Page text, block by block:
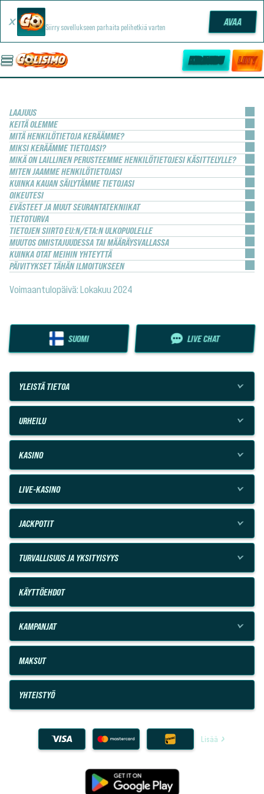
Siirry sovellukseen parhaita pelihetkiä varten AVAA
KIRJAUDU LIITY
LAAJUUS
KEITÄ OLEMME
MITÄ HENKILÖTIETOJA KERÄÄMME?
MIKSI KERÄÄMME TIETOJASI?
MIKÄ ON LAILLINEN PERUSTEEMME HENKILÖTIETOJESI KÄSITTELYLLE?
MITEN JAAMME HENKILÖTIETOJASI
KUINKA KAUAN SÄILYTÄMME TIETOJASI
OIKEUTESI
EVÄSTEET JA MUUT SEURANTATEKNIIKAT
TIETOTURVA
TIETOJEN SIIRTO EU:N/ETA:N ULKOPUOLELLE
MUUTOS OMISTAJUUDESSA TAI MÄÄRÄYSVALLASSA
KUINKA OTAT MEIHIN YHTEYTTÄ
PÄIVITYKSET TÄHÄN ILMOITUKSEEN
Voimaantulopäivä: Lokakuu 2024
SUOMI LIVE CHAT
YLEISTÄ TIETOA
URHEILU
KASINO
LIVE-KASINO
JACKPOTIT
TURVALLISUUS JA YKSITYISYYS
KÄYTTÖEHDOT
KAMPANJAT
MAKSUT
YHTEISTYÖ
Lisää